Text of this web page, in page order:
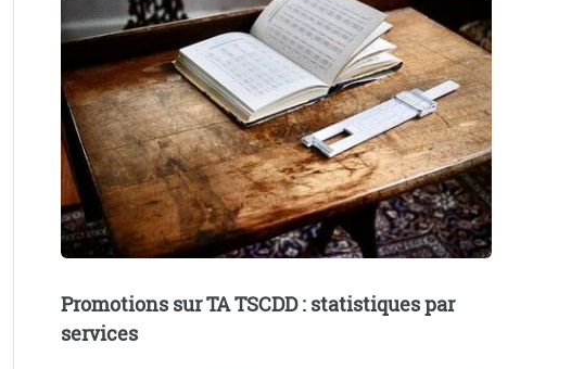
Promotions sur TA TSCDD : statistiques par
services